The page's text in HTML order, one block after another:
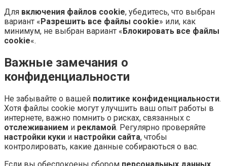
Для включения файлов cookie, убедитесь, что выбран
вариант « Разрешить все файлы cookie» или, как
минимум, не выбран вариант « Блокировать все файлы
cookie«.
Важные замечания о
конфиденциальности
Не забывайте о вашей политике конфиденциальности.
Хотя файлы cookie могут улучшить ваш опыт работы в
интернете, важно помнить о рисках, связанных с
отслеживанием и рекламой. Регулярно проверяйте
настройки куки и настройки сайта, чтобы
контролировать, какие данные собираються о вас.